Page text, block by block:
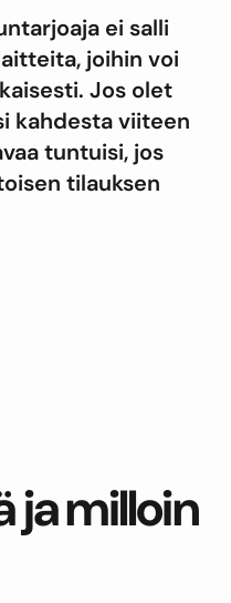
ei salli
joihin voi
Jos olet
kahdesta viiteen
tuntuisi, jos
tilauksen
ja milloin